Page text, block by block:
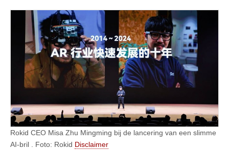
Rokid CEO Misa Zhu Mingming bij de lancering van een slimme
AI-bril . Foto: Rokid Disclaimer